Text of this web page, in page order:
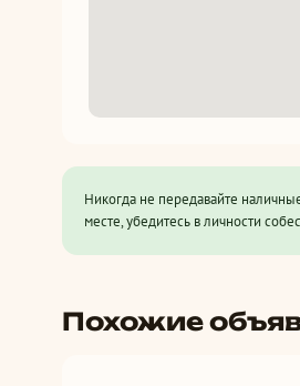
Никогда не передавайте
месте, убедитесь в личности
Похожие